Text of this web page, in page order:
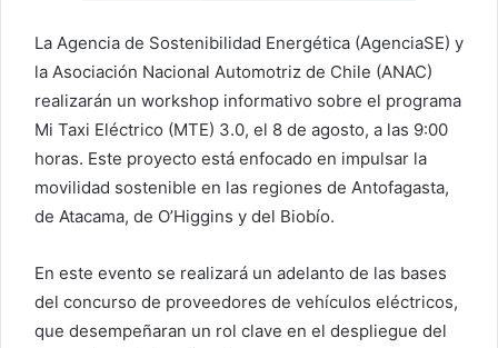
La Agencia de Sostenibilidad Energética (AgenciaSE) y
la Asociación Nacional Automotriz de Chile (ANAC)
realizarán un workshop informativo sobre el programa
Mi Taxi Eléctrico (MTE) 3.0, el 8 de agosto, a las 9:00
horas. Este proyecto está enfocado en impulsar la
movilidad sostenible en las regiones de Antofagasta,
de Atacama, de O’Higgins y del Biobío.
En este evento se realizará un adelanto de las bases
del concurso de proveedores de vehículos eléctricos,
que desempeñaran un rol clave en el despliegue del